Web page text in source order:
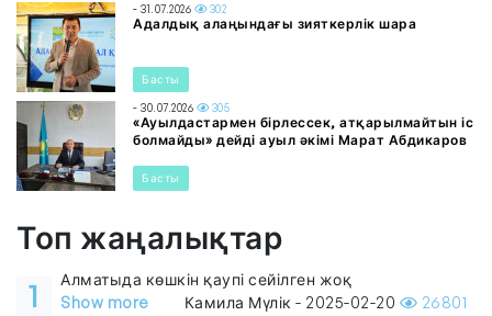
- 31.07.2026 302
Адалдық алаңындағы зияткерлік шара
Басты
- 30.07.2026 305
«Ауылдастармен бірлессек, атқарылмайтын іс
болмайды» дейді ауыл әкімі Марат Абдикаров
Басты
Топ жаңалықтар
1
Алматыда көшкін қаупі сейілген жоқ
Show more
Камила Мүлік - 2025-02-20 26801